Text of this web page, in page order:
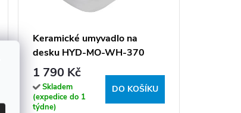
Keramické umyvadlo na
desku HYD-MO-WH-370
37x25 cm, bílé
1 790 Kč
Skladem
(expedice do 1
týdne)
DO KOŠÍKU